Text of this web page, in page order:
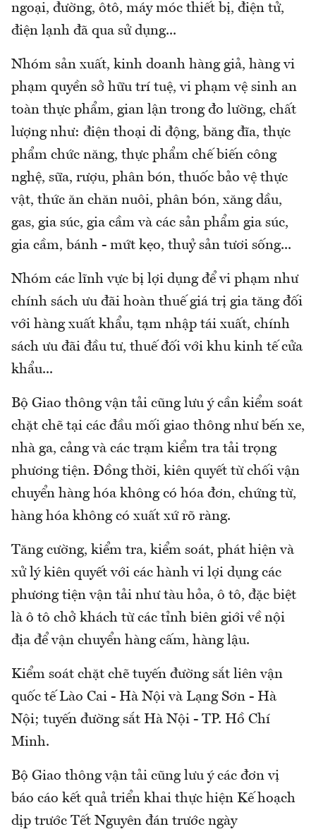
ngoại, đường, ôtô, máy móc thiết bị, điện tử,
điện lạnh đã qua sử dụng...
Nhóm sản xuất, kinh doanh hàng giả, hàng vi
phạm quyền sở hữu trí tuệ, vi phạm vệ sinh an
toàn thực phẩm, gian lận trong đo lường, chất
lượng như: điện thoại di động, băng đĩa, thực
phẩm chức năng, thực phẩm chế biến công
nghệ, sữa, rượu, phân bón, thuốc bảo vệ thực
vật, thức ăn chăn nuôi, phân bón, xăng dầu,
gas, gia súc, gia cầm và các sản phẩm gia súc,
gia cầm, bánh - mứt kẹo, thuỷ sản tươi sống...
Nhóm các lĩnh vực bị lợi dụng để vi phạm như
chính sách ưu đãi hoàn thuế giá trị gia tăng đối
với hàng xuất khẩu, tạm nhập tái xuất, chính
sách ưu đãi đầu tư, thuế đối với khu kinh tế cửa
khẩu...
Bộ Giao thông vận tải cũng lưu ý cần kiểm soát
chặt chẽ tại các đầu mối giao thông như bến xe,
nhà ga, cảng và các trạm kiểm tra tải trọng
phương tiện. Đồng thời, kiên quyết từ chối vận
chuyển hàng hóa không có hóa đơn, chứng từ,
hàng hóa không có xuất xứ rõ ràng.
Tăng cường, kiểm tra, kiểm soát, phát hiện và
xử lý kiên quyết với các hành vi lợi dụng các
phương tiện vận tải như tàu hỏa, ô tô, đặc biệt
là ô tô chở khách từ các tỉnh biên giới về nội
địa để vận chuyển hàng cấm, hàng lậu.
Kiểm soát chặt chẽ tuyến đường sắt liên vận
quốc tế Lào Cai - Hà Nội và Lạng Sơn - Hà
Nội; tuyến đường sắt Hà Nội - TP. Hồ Chí
Minh.
Bộ Giao thông vận tải cũng lưu ý các đơn vị
báo cáo kết quả triển khai thực hiện Kế hoạch
dịp trước Tết Nguyên đán trước ngày